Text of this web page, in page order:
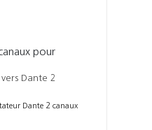
pour
Dante 2
Dante 2 canaux